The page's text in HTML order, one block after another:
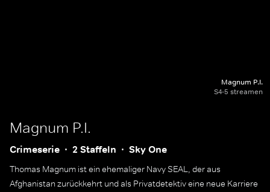
Magnum P.I.
S4-5 streamen
Magnum P.I.
Crimeserie 2 Staffeln Sky One
Thomas Magnum ist ein ehemaliger Navy SEAL, der aus
Afghanistan zurückkehrt und als Privatdetektiv eine neue Karriere